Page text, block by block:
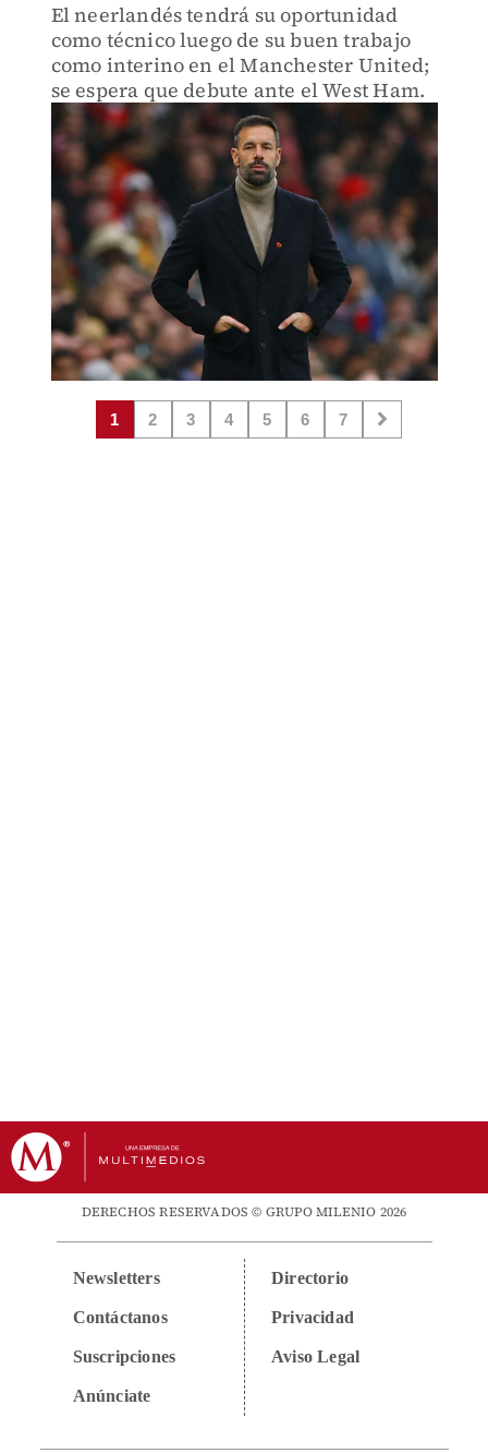
El neerlandés tendrá su oportunidad
como técnico luego de su buen trabajo
como interino en el Manchester United;
se espera que debute ante el West Ham.
1 2 3 4 5 6 7
DERECHOS RESERVADOS © GRUPO MILENIO 2026
Newsletters
Contáctanos
Suscripciones
Anúnciate
Directorio
Privacidad
Aviso Legal